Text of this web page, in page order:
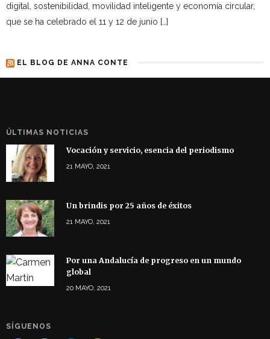
digital, sostenibilidad, movilidad inteligente y economía circular,
que se ha celebrado el 11 y 12 de junio […]
EL BLOG DE ANNA CONTE
ÚLTIMAS NOTICIAS
Vocación y servicio, esencia del periodismo
21 MAYO, 2021
Un brindis por 25 años de éxitos
21 MAYO, 2021
Por una Andalucía de progreso en un mundo
global
20 MAYO, 2021
SÍGUENOS